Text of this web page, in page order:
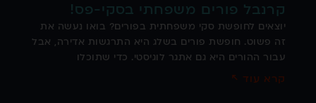
קרנבל פורים משפחתי בסקי-פס!
יוצאים לחופשת סקי משפחתית בפורים? בואו נעשה את
זה פשוט. חופשת פורים בשלג היא התרגשות אדירה, אבל
עבור ההורים היא גם אתגר לוגיסטי. כדי שתוכלו
קרא עוד ↖